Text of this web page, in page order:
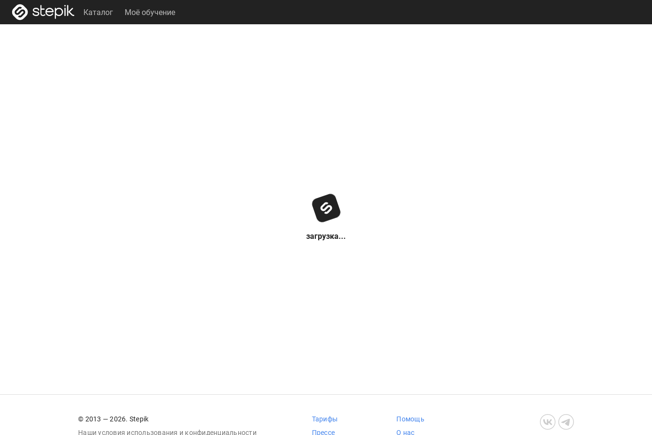
Каталог Моё обучение
загрузка...
© 2013 — 2026. Stepik
Наши условия использования и конфиденциальности
Тарифы
Прессе
Помощь
О нас